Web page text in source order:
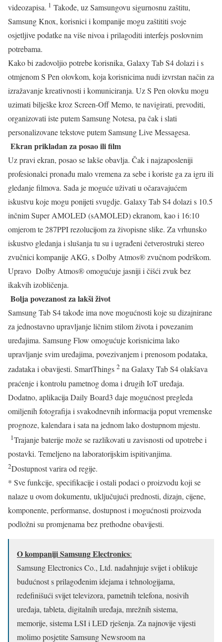
videozapisa. 1 Takođe, uz Samsungovu sigurnosnu zaštitu,
Samsung Knox, korisnici i kompanije mogu zaštititi svoje
osjetljive podatke na više nivoa i prilagoditi interfejs poslovnim
potrebama.
Kako bi zadovoljio potrebe korisnika, Galaxy Tab S4 dolazi i s
otmjenom S Pen olovkom, koja korisnicima nudi izvrstan način za
izražavanje kreativnosti i komuniciranja. Uz S Pen olovku mogu
uzimati bilješke kroz Screen-Off Memo, te navigirati, prevoditi,
organizovati iste putem Samsung Notesa, pa čak i slati
personalizovane tekstove putem Samsung Live Messagesa.
Ekran prikladan za posao ili film
Uz pravi ekran, posao se lakše obavlja. Čak i najzaposleniji
profesionalci pronađu malo vremena za sebe i koriste ga za igru ili
gledanje filmova. Sada je moguće uživati u očaravajućem
iskustvu koje mogu ponijeti svugdje. Galaxy Tab S4 dolazi s 10.5
inčnim Super AMOLED (sAMOLED) ekranom, kao i 16:10
omjerom te 287PPI rezolucijom za živopisne slike. Za vrhunsko
iskustvo gledanja i slušanja tu su i ugrađeni četverostruki stereo
zvučnici kompanije AKG, s Dolby Atmos® zvučnom podrškom.
Upravo Dolby Atmos® omogućuje jasniji i čišći zvuk bez
ikakvih izobličenja.
Bolja povezanost za lakši život
Samsung Tab S4 takođe ima nove mogućnosti koje su dizajnirane
za jednostavno upravljanje ličnim stilom života i povezanim
uređajima. Samsung Flow omogućuje korisnicima lako
upravljanje svim uređajima, povezivanjem i prenosom podataka,
zadataka i obavijesti. SmartThings 2 na Galaxy Tab S4 olakšava
praćenje i kontrolu pametnog doma i drugih IoT uređaja.
Dodatno, aplikacija Daily Board3 daje mogućnost pregleda
omiljenih fotografija i svakodnevnih informacija poput vremenske
prognoze, kalendara i sata na jednom lako dostupnom mjestu.
1Trajanje baterije može se razlikovati u zavisnosti od upotrebe i
postavki. Temeljeno na laboratorijskim ispitivanjima.
2Dostupnost varira od regije.
* Sve funkcije, specifikacije i ostali podaci o proizvodu koji se
nalaze u ovom dokumentu, uključujući prednosti, dizajn, cijene,
komponente, performanse, dostupnost i mogućnosti proizvoda
podložni su promjenama bez prethodne obavijesti.
O kompaniji Samsung Electronics:
Samsung Electronics Co., Ltd. nadahnjuje svijet i oblikuje
budućnost s prilagođenim idejama i tehnologijama,
redefinišući svijet televizora, pametnih telefona, nosivih
uređaja, tableta, digitalnih uređaja, mrežnih sistema,
memorije, sistema LSI i LED rješenja. Za najnovije vijesti
molimo posjetite Samsung Newsroom na